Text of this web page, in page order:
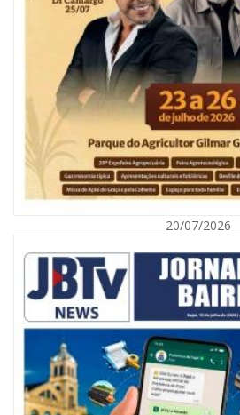
05/08/2026 | 07:00
Refis 2026 oferece opções de pagamentos
BALNEÁRIO CAMBORIÚ
20/07/2026